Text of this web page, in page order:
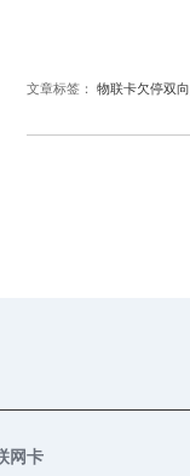
文章标签： 物联卡欠停双
网卡